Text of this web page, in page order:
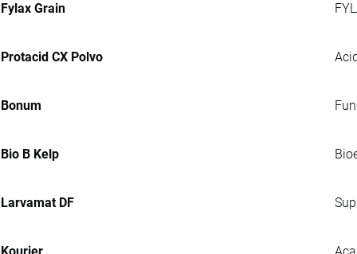
Fylax Grain
Protacid CX Polvo
Bonum
Bio B Kelp
Larvamat DF